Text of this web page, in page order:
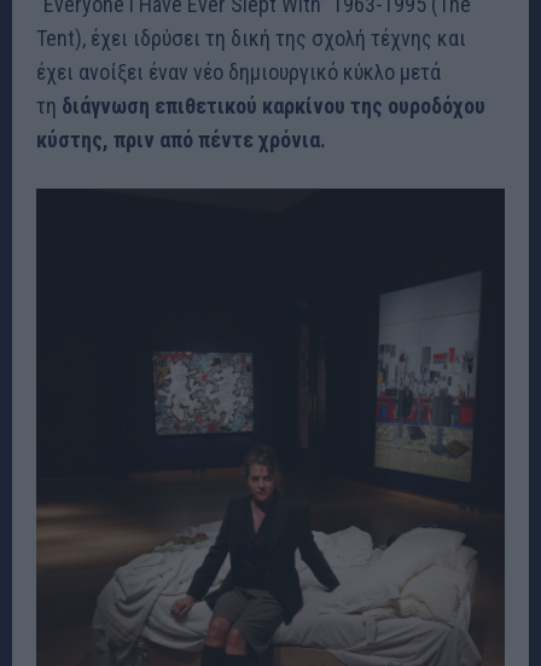
Tent), έχει ιδρύσει τη δική της σχολή τέχνης και
έχει ανοίξει έναν νέο δημιουργικό κύκλο μετά
τη διάγνωση επιθετικού καρκίνου της ουροδόχου
κύστης, πριν από πέντε χρόνια.